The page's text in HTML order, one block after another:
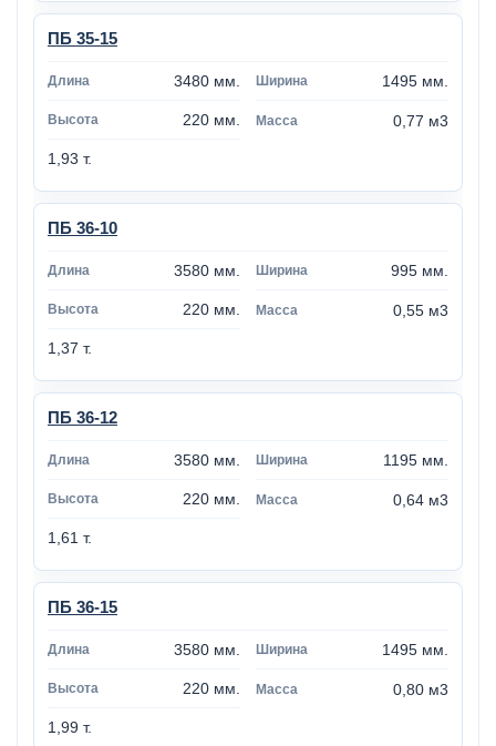
ПБ 35-15
3480 мм. 1495 мм.
220 мм. 0,77 м3
1,93 т.
ПБ 36-10
3580 мм. 995 мм.
220 мм. 0,55 м3
1,37 т.
ПБ 36-12
3580 мм. 1195 мм.
220 мм. 0,64 м3
1,61 т.
ПБ 36-15
3580 мм. 1495 мм.
220 мм. 0,80 м3
1,99 т.